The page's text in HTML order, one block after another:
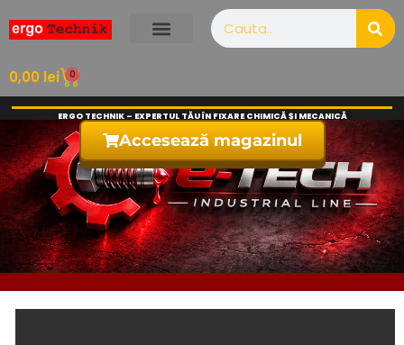
0,00 lei 0
ERGO TECHNIK – EXPERTUL TĂU ÎN FIXARE CHIMICĂ ȘI MECANICĂ
Accesează magazinul